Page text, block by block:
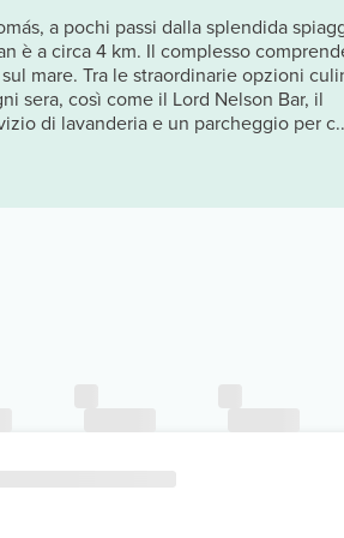
a pochi passi dalla splendida
è a circa 4 km. Il complesso
mare. Tra le straordinarie opzioni
sera, così come il Lord Nelson Bar, il
di lavanderia e un parcheggio per